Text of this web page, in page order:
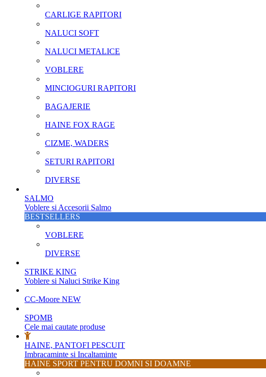
CARLIGE RAPITORI
NALUCI SOFT
NALUCI METALICE
VOBLERE
MINCIOGURI RAPITORI
BAGAJERIE
HAINE FOX RAGE
CIZME, WADERS
SETURI RAPITORI
DIVERSE
SALMO
Voblere si Accesorii Salmo
BESTSELLERS
VOBLERE
DIVERSE
STRIKE KING
Voblere si Naluci Strike King
CC-Moore NEW
SPOMB
Cele mai cautate produse
HAINE, PANTOFI PESCUIT
Imbracaminte si Incaltaminte
HAINE SPORT PENTRU DOMNI SI DOAMNE